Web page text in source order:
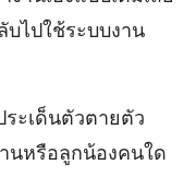
ไปใช้ระบบงาน
ะเด็นตัวตายตัว
นหรือลูกน้องคนใด